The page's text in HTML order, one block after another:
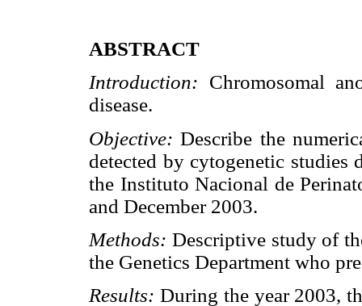
ABSTRACT
Introduction: Chromosomal
disease.
Objective:Describe the
detected by cytogenetic
the Instituto Nacional de
and December 2003.
Methods: Descriptive study of
the Genetics Department who
Results: During the year 2003,